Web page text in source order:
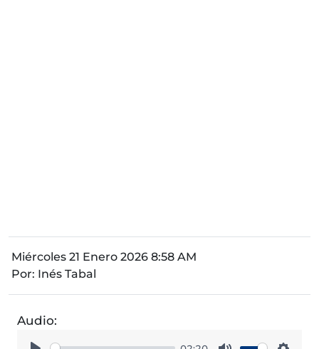
Miércoles 21 Enero 2026 8:58 AM
Por: Inés Tabal
Audio: